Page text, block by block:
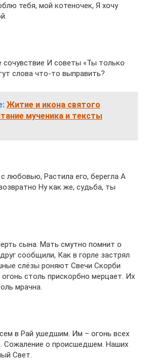
тебя, мой котеночек, Я хочу
сочувствие И советы «Ты только
слова что-то выправить?
Житие и икона святого
мученика и тексты
любовью, Растила его, берегла А
Ну как же, судьба, ты
сына. Мать смутно помнит о
сообщили, Как в горле застрял
слёзы роняют Свечи Скорби
огонь столь прискорбно мерцает. Их
мрачна.
в Рай ушедшим. Им – огонь всех
Сожаление о происшедшем. Наших
Свет.